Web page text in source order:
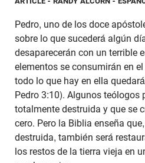
Pedro, uno de los doce
sobre lo que sucederá algún
desaparecerán con un terrible
elementos se consumirán en
todo lo que hay en ella
Pedro 3:10). Algunos teólogos
totalmente destruida y que se
cero. Pero la Biblia enseña
destruida, también será
los restos de la tierra vieja en